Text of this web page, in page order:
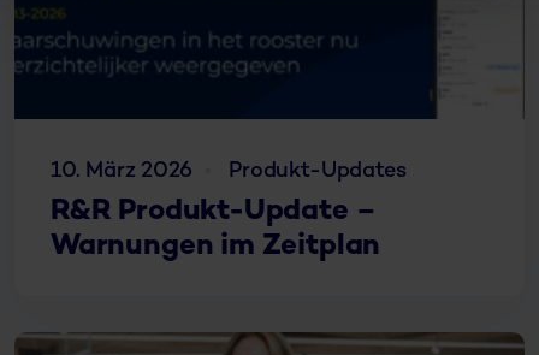
10. März 2026 Produkt-Updates
R&R Produkt-Update –
Warnungen im Zeitplan